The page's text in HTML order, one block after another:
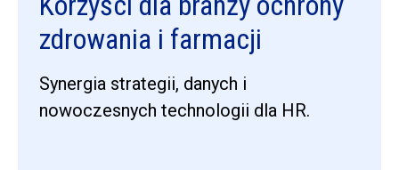
zdrowania i farmacji
Synergia strategii, danych i
nowoczesnych technologii dla HR.